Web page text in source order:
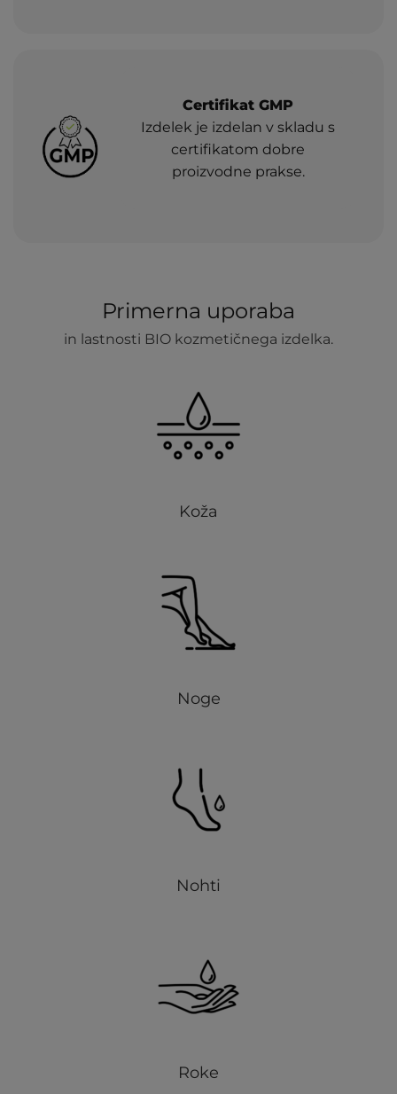
Certifikat GMP
Izdelek je izdelan v skladu s
certifikatom dobre
proizvodne prakse.
Primerna uporaba
in lastnosti BIO kozmetičnega izdelka.
Koža
Noge
Nohti
Roke